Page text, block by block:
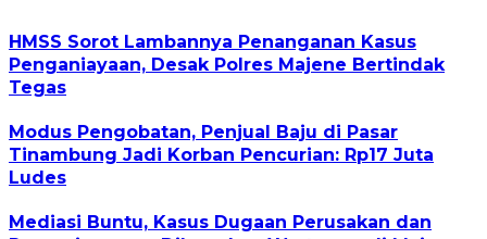
HMSS Sorot Lambannya Penanganan Kasus
Penganiayaan, Desak Polres Majene Bertindak
Tegas
Modus Pengobatan, Penjual Baju di Pasar
Tinambung Jadi Korban Pencurian: Rp17 Juta
Ludes
Mediasi Buntu, Kasus Dugaan Perusakan dan